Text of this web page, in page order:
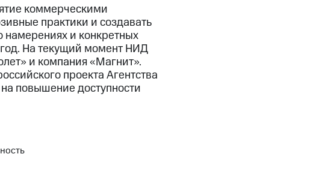
коммерческими
практики и создавать
и конкретных
На текущий момент НИД
и компания «Магнит».
проекта Агентства
повышение доступности